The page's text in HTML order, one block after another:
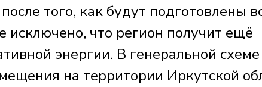
того, как будут подготовлены
что регион получит ещё
энергии. В генеральной схеме
на территории Иркутской